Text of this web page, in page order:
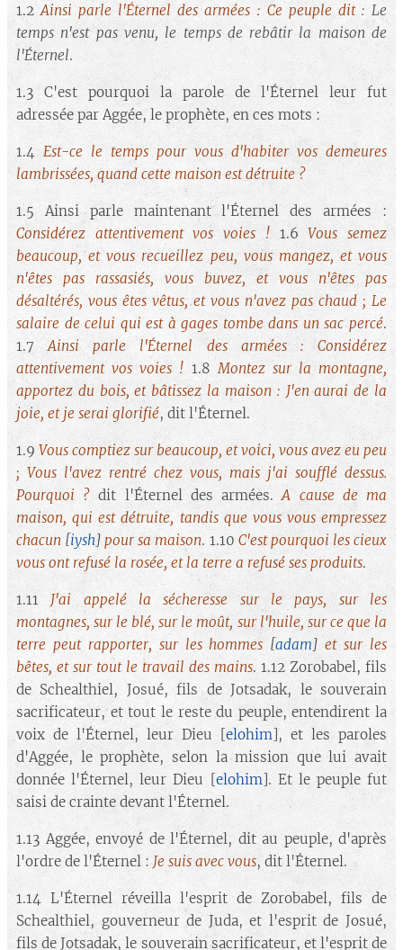
1.2Ainsi parle l'Éternel des armées : Ce peuple dit: Le
temps n'est pas venu, le temps de rebâtir la maison de
l'Éternel.
1.3 C'est pourquoi la parole de l'Éternel leur fut
adressée par Aggée, le prophète, en ces mots :
1.4 Est-ce le temps pour vous d'habiter vos demeures
lambrissées, quand cette maison est détruite ?
1.5 Ainsi parle maintenant l'Éternel des armées :
Considérez attentivement vos voies !1.6Vous semez
beaucoup, et vous recueillez peu, vous mangez, et vous
n'êtes pas rassasiés, vous buvez, et vous n'êtes pas
désaltérés, vous êtes vêtus, et vous n'avez pas chaud ; Le
salaire de celui qui est à gages tombe dans un sac percé.
1.7Ainsi parle l'Éternel des armées : Considérez
attentivement vos voies ! 1.8Montez sur la montagne,
apportez du bois, et bâtissez la maison : J'en aurai de la
joie, et je serai glorifié, dit l'Éternel.
1.9 Vous comptiez sur beaucoup, et voici, vous avez eu peu
; Vous l'avez rentré chez vous, mais j'ai soufflé dessus.
Pourquoi ? dit l'Éternel des armées.A cause de ma
maison, qui est détruite, tandis que vous vous empressez
chacun [iysh] pour sa maison. 1.10 C'est pourquoi les cieux
vous ont refusé la rosée, et la terre a refusé ses produits.
1.11 J'ai appelé la sécheresse sur le pays, sur les
montagnes, sur le blé, sur le moût, sur l'huile, sur ce que la
terre peut rapporter, sur les hommes [adam]et sur les
bêtes, et sur tout le travail des mains. 1.12 Zorobabel, fils
de Schealthiel, Josué, fils de Jotsadak, le souverain
sacrificateur, et tout le reste du peuple, entendirent la
voix de l'Éternel, leur Dieu [elohim], et les paroles
d'Aggée, le prophète, selon la mission que lui avait
donnée l'Éternel, leur Dieu [elohim]. Et le peuple fut
saisi de crainte devant l'Éternel.
1.13 Aggée, envoyé de l'Éternel, dit au peuple, d'après
l'ordre de l'Éternel : Je suis avec vous, dit l'Éternel.
1.14 L'Éternel réveilla l'esprit de Zorobabel, fils de
Schealthiel, gouverneur de Juda, et l'esprit de Josué,
fils de Jotsadak, le souverain sacrificateur, et l'esprit de